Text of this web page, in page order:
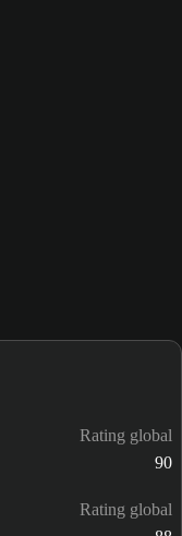
Rating global
90
Rating global